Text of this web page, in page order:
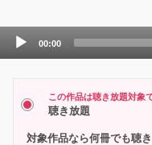
Audio
00:00
この作品は聴き放題対象
聴き放題
対象作品なら何冊でも聴き